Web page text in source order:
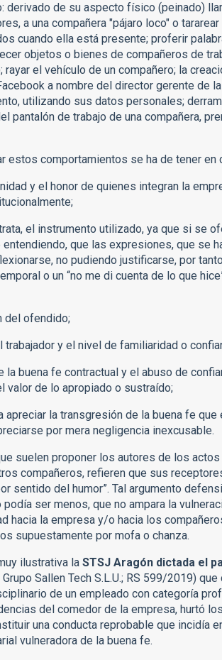
derivado de su aspecto físico (peinado)
a una compañera "pájaro loco" o
cuando ella está presente; proferir
objetos o bienes de compañeros de
rayar el vehículo de un compañero; la
a nombre del director gerente de
utilizando sus datos personales;
pantalón de trabajo de una compañera,
estos comportamientos se ha de tener en
y el honor de quienes integran la
el instrumento utilizado, ya que si se
que las expresiones, que se
no pudiendo justificarse, por
o un “no me di cuenta de lo que
del ofendido;
trabajador y el nivel de familiaridad o
la buena fe contractual y el abuso de
valor de lo apropiado o sustraído;
apreciar la transgresión de la buena fe que
por mera negligencia inexcusable.
suelen proponer los autores de los
compañeros, refieren que sus
sentido del humor”. Tal argumento
ser menos, que no ampara la
hacia la empresa y/o hacia los
supuestamente por mofa o chanza.
ilustrativa laSTSJ Aragón dictada el
Sallen Tech S.L.U.; RS 599/2019)
de un empleado con categoría
del comedor de la empresa, hurtó
una conducta reprobable que incidía
vulneradora de la buena fe.